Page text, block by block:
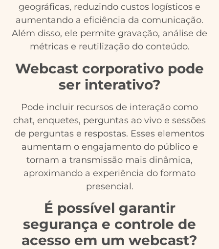
geográficas, reduzindo custos logísticos e
aumentando a eficiência da comunicação.
Além disso, ele permite gravação, análise de
métricas e reutilização do conteúdo.
Webcast corporativo pode
ser interativo?
Pode incluir recursos de interação como
chat, enquetes, perguntas ao vivo e sessões
de perguntas e respostas. Esses elementos
aumentam o engajamento do público e
tornam a transmissão mais dinâmica,
aproximando a experiência do formato
presencial.
É possível garantir
segurança e controle de
acesso em um webcast?